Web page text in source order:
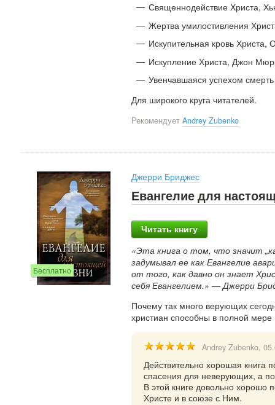
Священнодействие Христа,
Жертва умилостивления
Искупительная кровь Христа,
Искупление Христа, Джон
Увенчавшаяся успехом
Для широкого круга читателей.
Рекомендует Andrey Zubenko
Бесплатно
Джерри Бриджес
Евангелие для
Читать книгу
«Эта книга о том, что значит
задумывал ее как Евангелие
от того, как давно он знает
себя Евангелием.» — Джерри
Почему так много верующих
христиан способны в полной
Andrey Zubenko,
Действительно хорошая книга
спасения для неверующих, а
В этой книге довольно хорошо
Христе и в союзе с Ним.